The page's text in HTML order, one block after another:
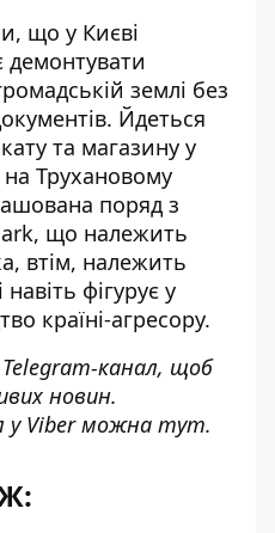
що у Києві
демонтувати
землі без
Йдеться
та магазину у
Трухановому
поряд з
що належить
втім, належить
фігурує у
країні-агресору.
Telegram-канал, щоб
новин.
у Viber можна тут.